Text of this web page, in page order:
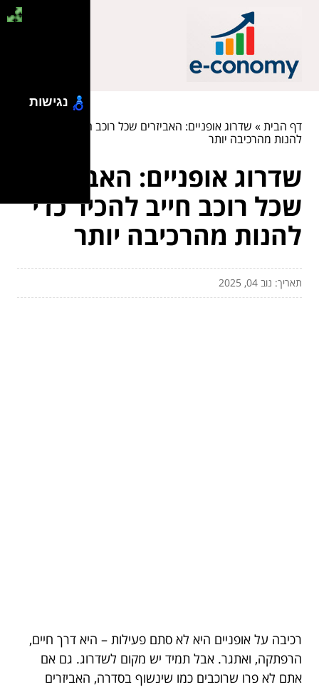
דף הבית» שדרוג אופניים: האביזרים שכל רוכב חייב להכיר כדי
להנות מהרכיבה יותר
שדרוג אופניים: האביזרים
שכל רוכב חייב להכיר כדי
להנות מהרכיבה יותר
תאריך: נוב 04, 2025
רכיבה על אופניים היא לא סתם פעילות – היא דרך חיים,
הרפתקה, ואתגר. אבל תמיד יש מקום לשדרוג. גם אם
אתם לא פרו שרוכבים כמו שינשוף בסדרה, האביזרים
נגישות